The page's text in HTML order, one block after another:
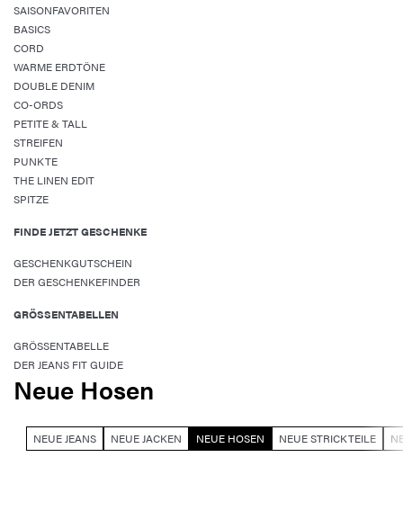
SAISONFAVORITEN
BASICS
CORD
WARME ERDTÖNE
DOUBLE DENIM
CO-ORDS
PETITE & TALL
STREIFEN
PUNKTE
THE LINEN EDIT
SPITZE
FINDE JETZT GESCHENKE
GESCHENKGUTSCHEIN
DER GESCHENKEFINDER
GRÖSSENTABELLEN
GRÖSSENTABELLE
DER JEANS FIT GUIDE
Neue Hosen
NEUE JEANS NEUE JACKEN NEUE HOSEN NEUE STRICKTEILE